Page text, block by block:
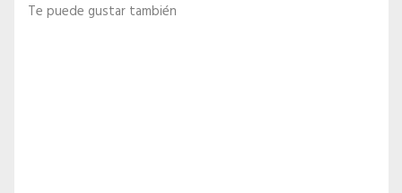
Te puede gustar también